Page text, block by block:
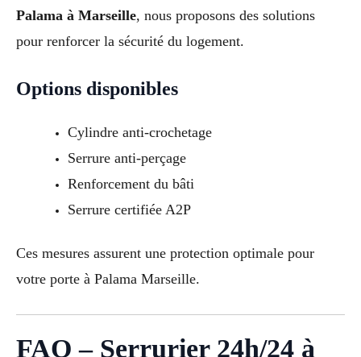
Palama à Marseille, nous proposons des solutions
pour renforcer la sécurité du logement.
Options disponibles
Cylindre anti-crochetage
Serrure anti-perçage
Renforcement du bâti
Serrure certifiée A2P
Ces mesures assurent une protection optimale pour
votre porte à Palama Marseille.
FAQ – Serrurier 24h/24 à